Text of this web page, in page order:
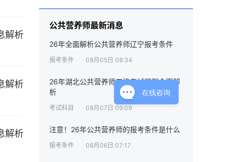
公共营养师最新消息
26年全面解析公共营养师辽宁报考条件
报考条件 08月05日 08:34
26年湖北公共营养师三级考试题型全面解
析
考试科目 08月07日 09:09
注意！26年公共营养师的报考条件是什么
报考条件 08月06日 07:17
在线咨询